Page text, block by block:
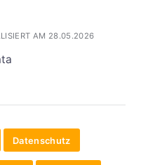
AM 28.05.2026
Datenschutz